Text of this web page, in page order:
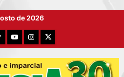
de 2026
YouTubeInstagram
X